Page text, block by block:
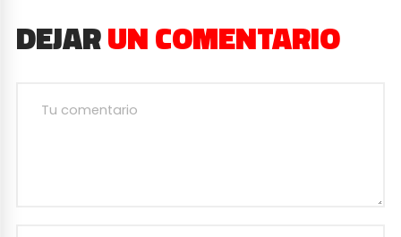
DEJARUN COMENTARIO